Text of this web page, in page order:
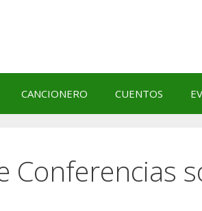
CANCIONERO CUENTOS
Conferencias